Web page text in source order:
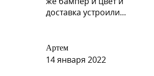
(Серый Замок)
доставка устроили...
Артем
14 января 2022